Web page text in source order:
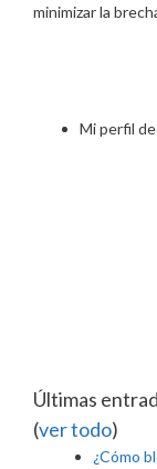
minimizar la
Mi perfil de
Últimas
(ver todo)
¿Cómo